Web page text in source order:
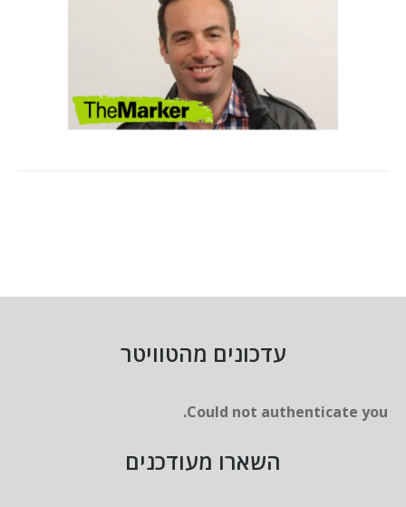
עדכונים מהטוויטר
Could not authenticate you.
השארו מעודכנים